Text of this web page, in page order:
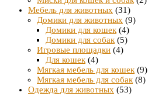
Мебель для животных (31)
Домики для животных (9)
Домики для кошек (4)
Домики для собак (5)
Игровые площадки (4)
Для кошек (4)
Мягкая мебель для кошек (9)
Мягкая мебель для собак (8)
Одежда для животных (53)